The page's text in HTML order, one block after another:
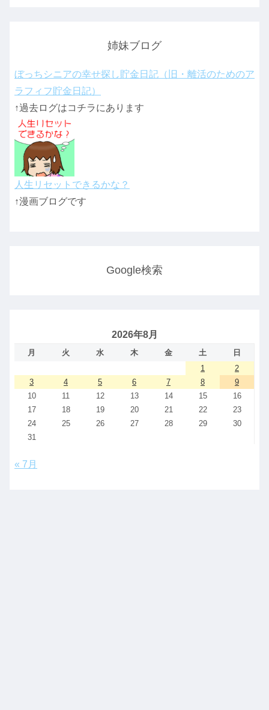
姉妹ブログ
ぼっちシニアの幸せ探し貯金日記（旧・離活のためのア
ラフィフ貯金日記）
↑過去ログはコチラにあります
人生リセットできるかな？
↑漫画ブログです
Google検索
2026年8月
月 火 水 木 金 土
日
1
2
3
4 5 6 7 8
9
10
11 12 13 14 15
16
17
18 19 20 21 22
23
24
25 26 27 28 29
30
31
« 7月